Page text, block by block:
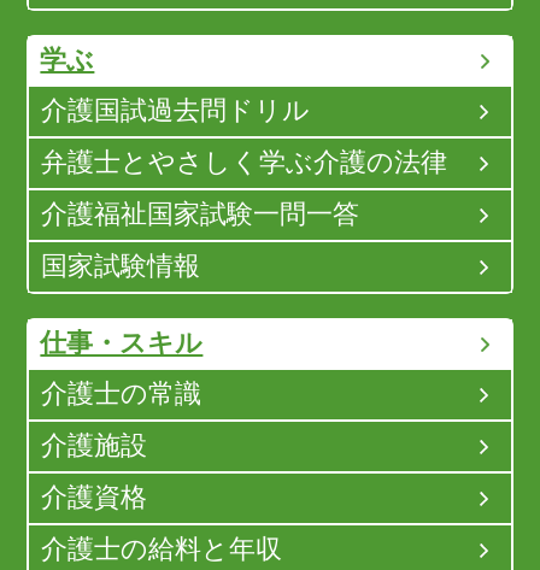
学ぶ
介護国試過去問ドリル
弁護士とやさしく学ぶ介護の法律
介護福祉国家試験一問一答
国家試験情報
仕事・スキル
介護士の常識
介護施設
介護資格
介護士の給料と年収